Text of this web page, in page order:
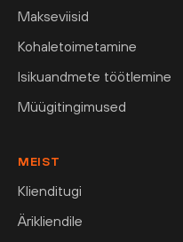
Makseviisid
Kohaletoimetamine
Isikuandmete töötlemine
Müügitingimused
MEIST
Klienditugi
Ärikliendile